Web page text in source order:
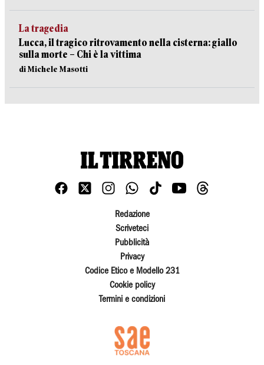
La tragedia
Lucca, il tragico ritrovamento nella cisterna: giallo
sulla morte – Chi è la vittima
di Michele Masotti
Redazione
Scriveteci
Pubblicità
Privacy
Codice Etico e Modello 231
Cookie policy
Termini e condizioni